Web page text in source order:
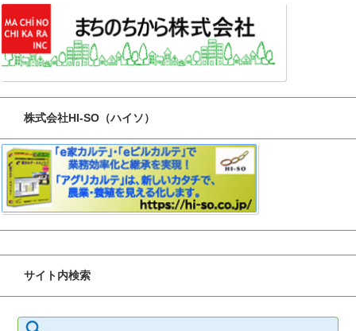
株式会社HI-SO（ハイソ）
サイト内検索
検
索: